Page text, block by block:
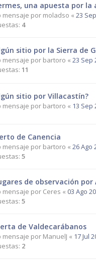
una apuesta por la
mensaje por moladso « 23
4
sitio por la Sierra de
mensaje por bartoro « 23 Sep
11
sitio por Villacastín?
mensaje por bartoro « 13 Sep
de Canencia
mensaje por bartoro « 26 Ago
5
de observación por
mensaje por Ceres « 03 Ago
5
de Valdecarábanos
mensaje por ManuelJ « 17 Jul
2